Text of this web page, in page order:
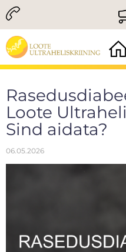
Loote
Sind aidata?
06.05.2026